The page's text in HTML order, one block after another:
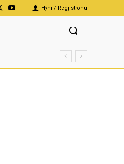
Hyni / Regjistrohu